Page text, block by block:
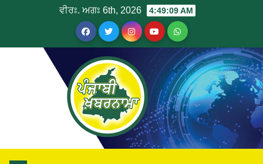
ਵੀਰਃ. ਅਗਃ 6th, 2026 4:49:09 AM